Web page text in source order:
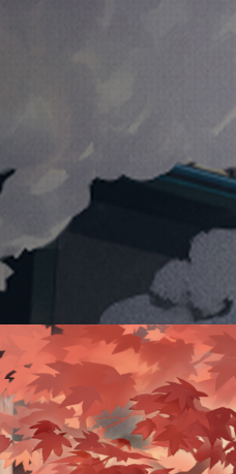
并无特殊之处。」